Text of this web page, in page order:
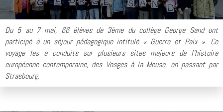
Du 5 au 7 mai, 66 élèves de 3ème du collège George Sand ont
participé à un séjour pédagogique intitulé « Guerre et Paix ». Ce
voyage les a conduits sur plusieurs sites majeurs de l'histoire
européenne contemporaine, des Vosges à la Meuse, en passant par
Strasbourg.